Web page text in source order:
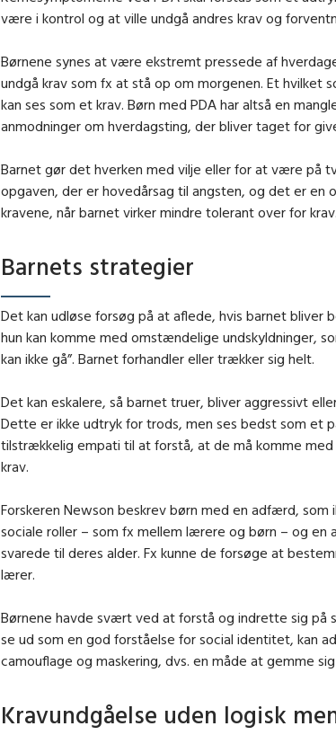
være i kontrol og at ville undgå andres krav og
Børnene synes at være ekstremt pressede af
undgå krav som fx at stå op om morgenen. Et hvilket
kan ses som et krav. Børn med PDA har altså en
anmodninger om hverdagsting, der bliver taget for
Barnet gør det hverken med vilje eller for at være på
opgaven, der er hovedårsag til angsten, og det er en
kravene, når barnet virker mindre tolerant over for krav.
Barnets strategier
Det kan udløse forsøg på at aflede, hvis barnet bliver
hun kan komme med omstændelige undskyldninger,
kan ikke gå”. Barnet forhandler eller trækker sig helt.
Det kan eskalere, så barnet truer, bliver aggressivt
Dette er ikke udtryk for trods, men ses bedst som et
tilstrækkelig empati til at forstå, at de må komme
krav.
Forskeren Newson beskrev børn med en adfærd, som
sociale roller – som fx mellem lærere og børn – og en
svarede til deres alder. Fx kunne de forsøge at
lærer.
Børnene havde svært ved at forstå og indrette sig på
se ud som en god forståelse for social identitet, kan
camouflage og maskering, dvs. en måde at gemme
Kravundgåelse uden logisk